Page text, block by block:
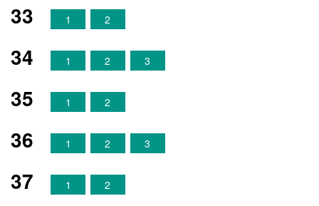
33 1 2
34 1 2 3
35 1 2
36 1 2 3
37 1 2